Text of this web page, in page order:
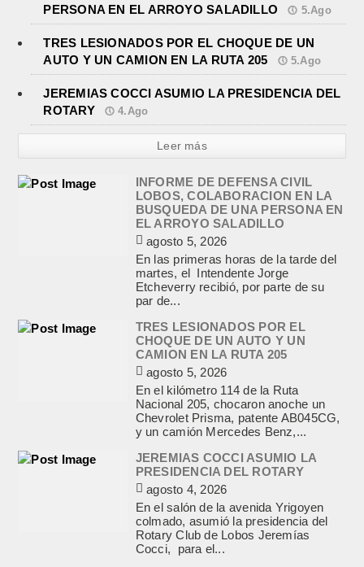
PERSONA EN EL ARROYO SALADILLO
5.Ago
TRES LESIONADOS POR EL CHOQUE DE UN
AUTO Y UN CAMION EN LA RUTA 205
5.Ago
JEREMIAS COCCI ASUMIO LA PRESIDENCIA DEL
ROTARY
4.Ago
Leer más
INFORME DE DEFENSA CIVIL
LOBOS, COLABORACION EN LA
BUSQUEDA DE UNA PERSONA EN
EL ARROYO SALADILLO
agosto 5, 2026
En las primeras horas de la tarde del
martes, el Intendente Jorge
Etcheverry recibió, por parte de su
par de...
TRES LESIONADOS POR EL
CHOQUE DE UN AUTO Y UN
CAMION EN LA RUTA 205
agosto 5, 2026
En el kilómetro 114 de la Ruta
Nacional 205, chocaron anoche un
Chevrolet Prisma, patente AB045CG,
y un camión Mercedes Benz,...
JEREMIAS COCCI ASUMIO LA
PRESIDENCIA DEL ROTARY
agosto 4, 2026
En el salón de la avenida Yrigoyen
colmado, asumió la presidencia del
Rotary Club de Lobos Jeremías
Cocci, para el...